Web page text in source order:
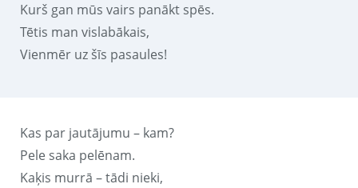
Kurš gan mūs vairs panākt spēs.
Tētis man vislabākais,
Vienmēr uz šīs pasaules!
Kas par jautājumu – kam?
Pele saka pelēnam.
Kaķis murrā – tādi nieki,